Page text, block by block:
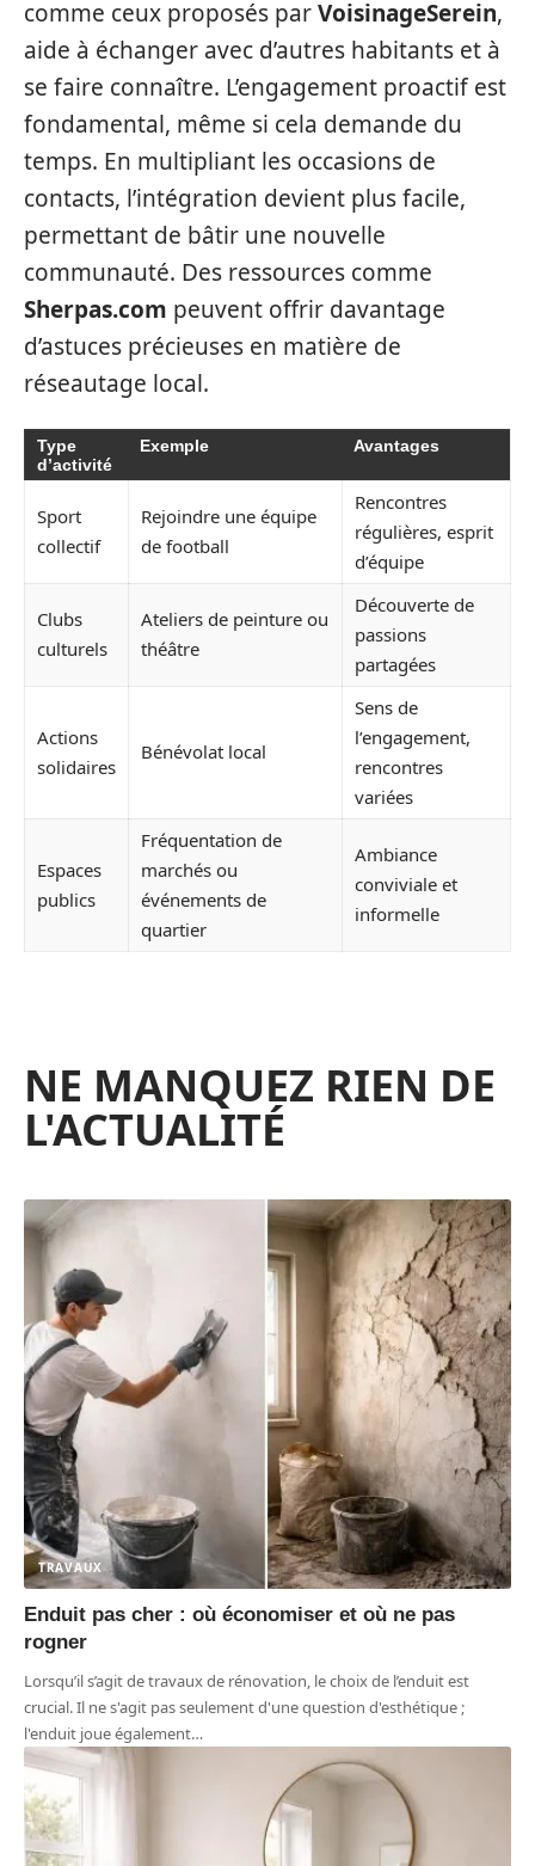
comme ceux proposés parVoisinageSerein,
aide à échanger avec d’autres habitants et à
se faire connaître. L’engagement proactif est
fondamental, même si cela demande du
temps. En multipliant les occasions de
contacts, l’intégration devient plus facile,
permettant de bâtir une nouvelle
communauté. Des ressources comme
Sherpas.com peuvent offrir davantage
d’astuces précieuses en matière de
réseautage local.
Type
d’activité
Exemple Avantages
Sport
collectif
Rejoindre une équipe
de football
Rencontres
régulières, esprit
d’équipe
Clubs
culturels
Ateliers de peinture ou
théâtre
Découverte de
passions
partagées
Actions
solidaires
Bénévolat local
Sens de
l’engagement,
rencontres
variées
Espaces
publics
Fréquentation de
marchés ou
événements de
quartier
Ambiance
conviviale et
informelle
NE MANQUEZ RIEN DE
L'ACTUALITÉ
TRAVAUX
Enduit pas cher : où économiser et où ne pas
rogner
Lorsqu’il s’agit de travaux de rénovation, le choix de l’enduit est
crucial. Il ne s'agit pas seulement d'une question d'esthétique ;
l'enduit joue également…